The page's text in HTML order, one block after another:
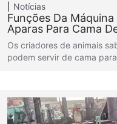
Notícias
Funções Da
Aparas Para Cama
Os criadores de animais
podem servir de cama